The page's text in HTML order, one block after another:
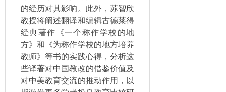
的经历对其影响。此外，苏智欣
教授将阐述翻译和编辑古德莱得
经典著作《一个称作学校的地
方》和《为称作学校的地方培养
教师》等书的实践心得，分析这
些译著对中国教改的借鉴价值及
对中美教育交流的推动作用，以